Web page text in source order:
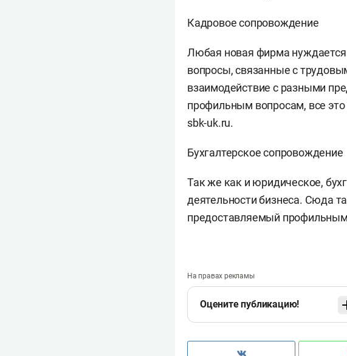
Кадровое сопровождение
Любая новая фирма нуждается
вопросы, связанные с
взаимодействие с разными
профильным вопросам, все это
sbk-uk.ru.
Бухгалтерское сопровождение
Так же как и юридическое,
деятельности бизнеса. Сюда
предоставляемый
На правах рекламы
Оцените публикацию!